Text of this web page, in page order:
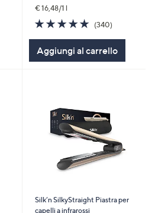
€ 16,48/1 l
4.8
of
Stars
(340)340
Aggiungi al carrello
Silk’n SilkyStraight Piastra per
capelli a infrarossi